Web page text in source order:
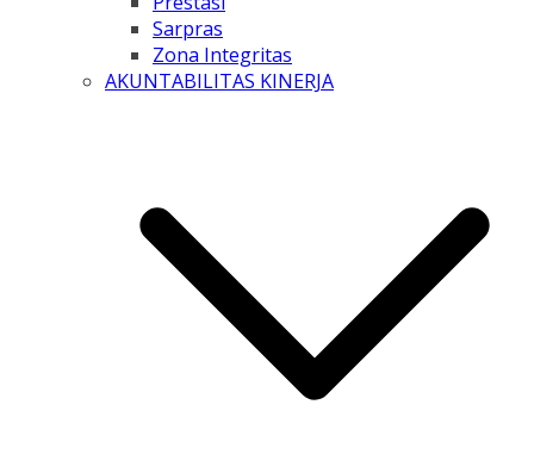
Sarpras
Zona Integritas
AKUNTABILITAS KINERJA